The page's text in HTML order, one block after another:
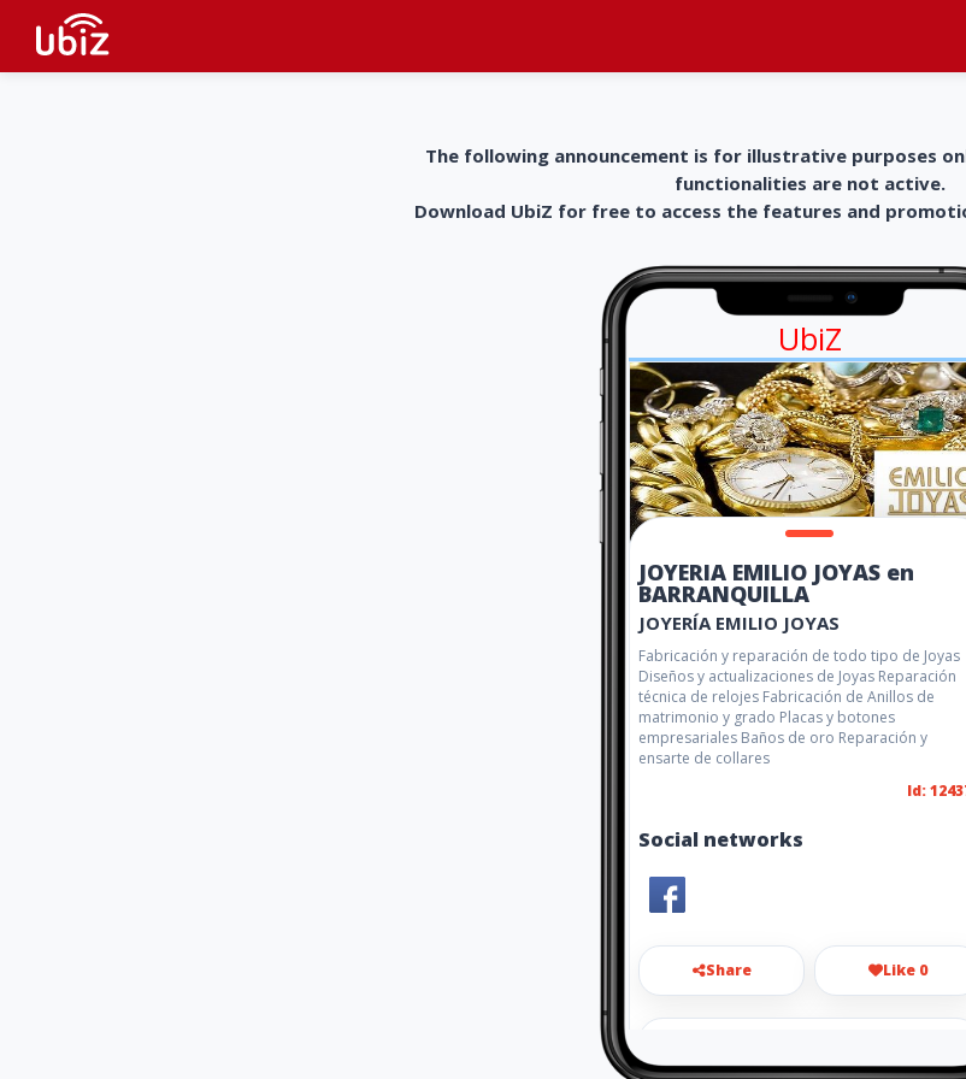
The following announcement is for illustrative purposes
functionalities are not active.
Download UbiZ for free to access the features and
UbiZ
JOYERIA EMILIO JOYAS en
BARRANQUILLA
JOYERÍA EMILIO JOYAS
Fabricación y reparación de todo tipo de Joyas
Diseños y actualizaciones de Joyas Reparación
técnica de relojes Fabricación de Anillos de
matrimonio y grado Placas y botones
empresariales Baños de oro Reparación y
ensarte de collares
Id:
Social networks
Share Like 0